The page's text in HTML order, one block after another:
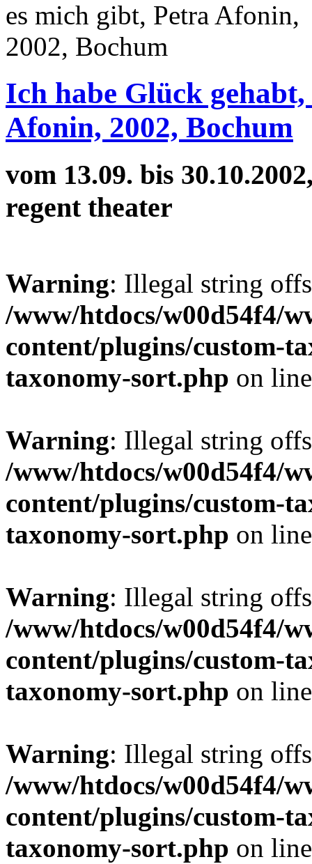
Ich habe Glück
Afonin, 2002, Bochum
vom 13.09. bis
regent theater
Warning: Illegal string
/www/htdocs/w00d54f4/
content/plugins/custom-
taxonomy-sort.php on
Warning: Illegal string
/www/htdocs/w00d54f4/
content/plugins/custom-
taxonomy-sort.php on
Warning: Illegal string
/www/htdocs/w00d54f4/
content/plugins/custom-
taxonomy-sort.php on
Warning: Illegal string
/www/htdocs/w00d54f4/
content/plugins/custom-
taxonomy-sort.php on